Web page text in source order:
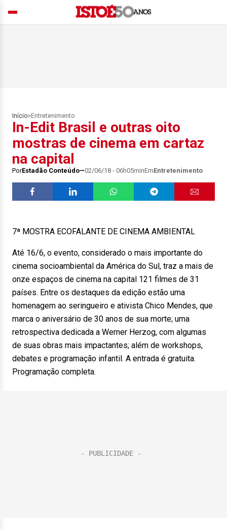
Início> Entretenimento
In-Edit Brasil e outras oito
mostras de cinema em cartaz
na capital
PorEstadão Conteúdo 02/06/18 - 06h05minEmEntretenimento
7ª MOSTRA ECOFALANTE DE CINEMA AMBIENTAL
Até 16/6, o evento, considerado o mais importante do
cinema socioambiental da América do Sul, traz a mais de
onze espaços de cinema na capital 121 filmes de 31
países. Entre os destaques da edição estão uma
homenagem ao seringueiro e ativista Chico Mendes, que
marca o aniversário de 30 anos de sua morte; uma
retrospectiva dedicada a Werner Herzog, com algumas
de suas obras mais impactantes; além de workshops,
debates e programação infantil. A entrada é gratuita.
Programação completa.